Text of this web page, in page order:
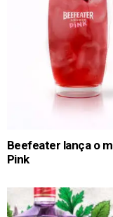
Beefeater lança o
Pink